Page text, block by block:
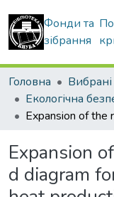
Фонди та
зібрання
Головна
Expansion
d diagram